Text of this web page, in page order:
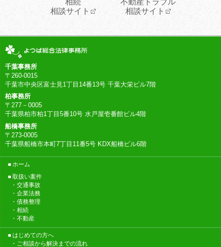
相続
相談サイト
不動産トラブル
相談サイト
千葉事務所
〒260-0015
千葉市中央区富士見1丁目14番13号 千葉大栄ビル7階
柏事務所
〒277－0005
千葉県柏市柏1丁目5番10号 水戸屋壱番館ビル4階
船橋事務所
〒273-0005
千葉県船橋市本町7丁目11番5号 KDX船橋ビル6階
ホーム
取扱い案件
交通事故
企業法務
債務整理
相続
不動産
はじめての方へ
ご相談から解決までの流れ